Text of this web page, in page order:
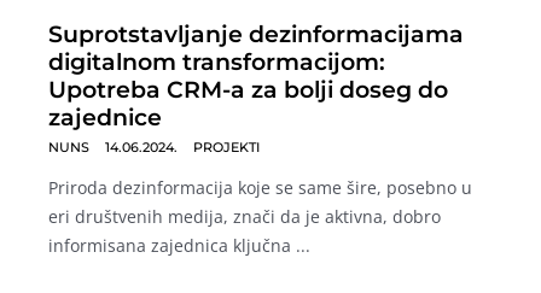
Suprotstavljanje dezinformacijama
digitalnom transformacijom:
Upotreba CRM-a za bolji doseg do
zajednice
NUNS 14.06.2024. PROJEKTI
Priroda dezinformacija koje se same šire, posebno u
eri društvenih medija, znači da je aktivna, dobro
informisana zajednica ključna ...